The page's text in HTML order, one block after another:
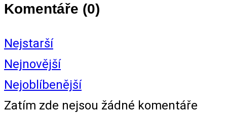
Komentáře (0)
Nejstarší
Nejnovější
Nejoblíbenější
Zatím zde nejsou žádné komentáře